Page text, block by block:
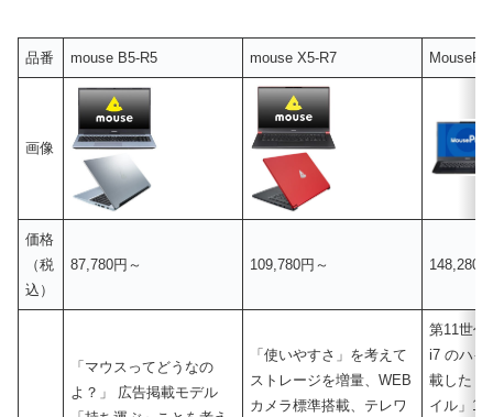
品番 mouse B5-R5 mouse X5-R7
画像
価格
（税
込）
87,780円～ 109,780円～ 148,280
「マウスってどうなの
よ？」 広告掲載モデル
「使いやすさ」を考えて
ストレージを増量、WEB
カメラ標準搭載、テレワ
第11世代
i7 のハイ
載した「
イル」14